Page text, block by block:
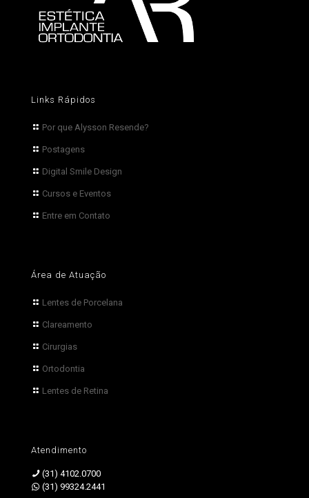
Links Rápidos
Por que Alysson Resende?
Postagens
Digital Smile Design
Cursos e Eventos
Entre em Contato
Área de Atuação
Lentes de Porcelana
Clareamento
Cirurgias
Ortodontia
Lentes de Retina
Atendimento
(31) 4102.0700
(31) 99324.2441